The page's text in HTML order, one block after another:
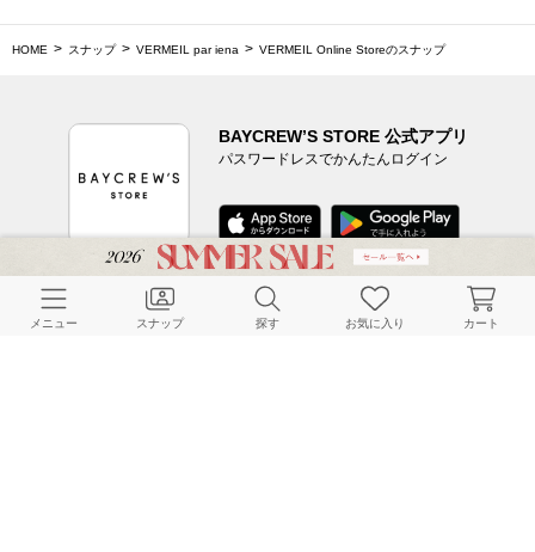
HOME スナップ VERMEIL par iena VERMEIL Online Storeのスナップ
BAYCREW’S STORE 公式アプリ
パスワードレスでかんたんログイン
CUSTOMER SERVICE
メニュー スナップ 探す お気に入り カート